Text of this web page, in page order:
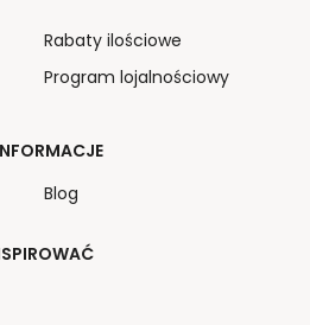
Rabaty ilościowe
Program lojalnościowy
Blog